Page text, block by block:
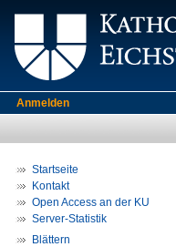
Anmelden
Startseite
Kontakt
Open Access an der KU
Server-Statistik
Blättern